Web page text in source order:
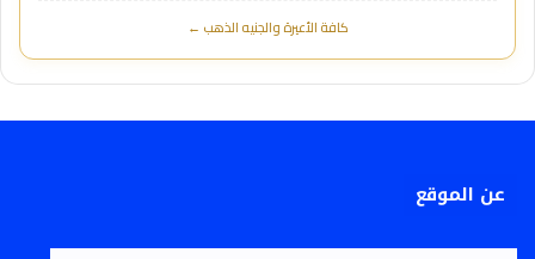
كافة الأعيرة والجنيه الذهب ←
عن الموقع